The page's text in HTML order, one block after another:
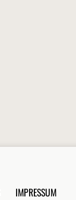
IMPRESSUM